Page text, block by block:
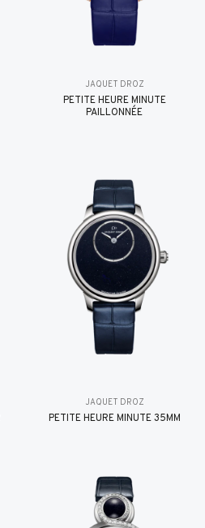
JAQUET DROZ
PETITE HEURE MINUTE
PAILLONNÉE
JAQUET DROZ
PETITE HEURE MINUTE 35MM